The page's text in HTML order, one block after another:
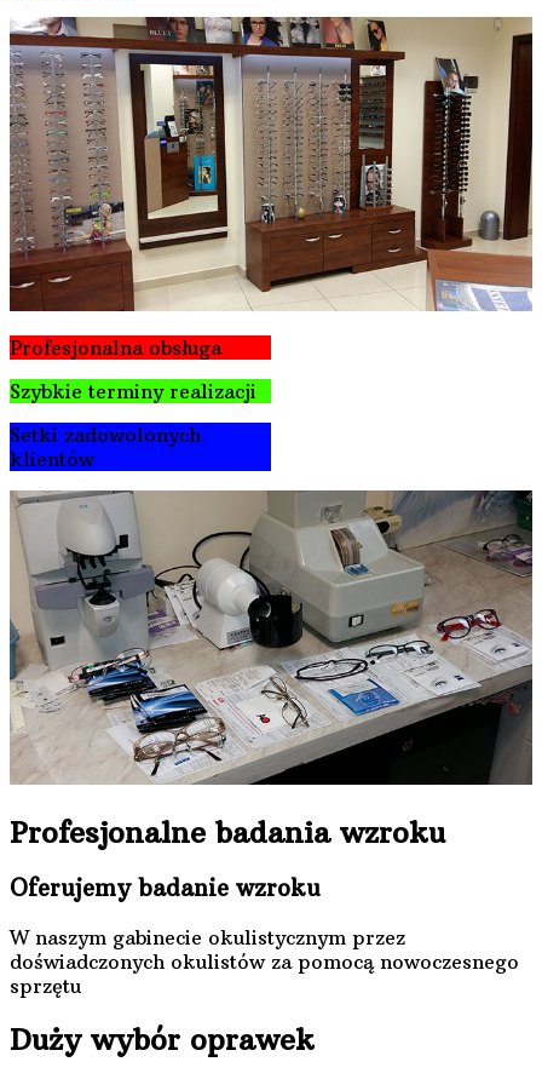
Profesjonalna obsługa
Szybkie terminy realizacji
Setki zadowolonych
klientów
Profesjonalne badania wzroku
Oferujemy badanie wzroku
W naszym gabinecie okulistycznym przez
doświadczonych okulistów za pomocą nowoczesnego
sprzętu
Duży wybór oprawek